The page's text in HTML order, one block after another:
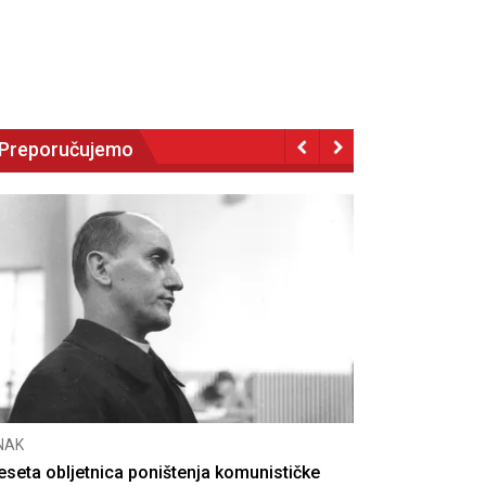
Preporučujemo
obljetnica poništenja komunističke